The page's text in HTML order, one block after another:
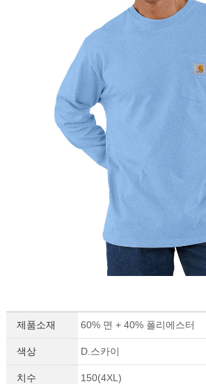
제품소재 60% 면 + 40% 폴리에스터
색상 D.스카이
치수 150(4XL)